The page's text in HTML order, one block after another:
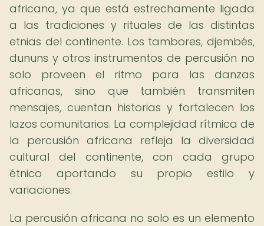
africana, ya que está estrechamente ligada
a las tradiciones y rituales de las distintas
etnias del continente. Los tambores, djembés,
dununs y otros instrumentos de percusión no
solo proveen el ritmo para las danzas
africanas, sino que también transmiten
mensajes, cuentan historias y fortalecen los
lazos comunitarios. La complejidad rítmica de
la percusión africana refleja la diversidad
cultural del continente, con cada grupo
étnico aportando su propio estilo y
variaciones.
La percusión africana no solo es un elemento